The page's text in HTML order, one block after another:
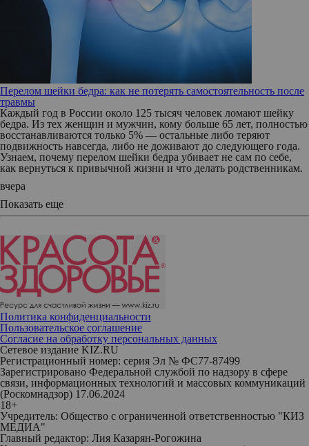
Перелом шейки бедра: как не потерять самостоятельность после
травмы
Каждый год в России около 125 тысяч человек ломают шейку
бедра. Из тех женщин и мужчин, кому больше 65 лет, полностью
восстанавливаются только 5% — остальные либо теряют
подвижность навсегда, либо не доживают до следующего года.
Узнаем, почему перелом шейки бедра убивает не сам по себе,
как вернуться к привычной жизни и что делать родственникам.
вчера
Показать еще
Политика конфиденциальности
Пользовательское соглашение
Согласие на обработку персональных данных
Сетевое издание KIZ.RU
Регистрационный номер: серия Эл № ФС77-87499
Зарегистрировано Федеральной службой по надзору в сфере
связи, информационных технологий и массовых коммуникаций
(Роскомнадзор) 17.06.2024
18+
Учредитель: Общество с ограниченной ответственностью "КИЗ
МЕДИА"
Главный редактор: Лия Казарян-Рогожина